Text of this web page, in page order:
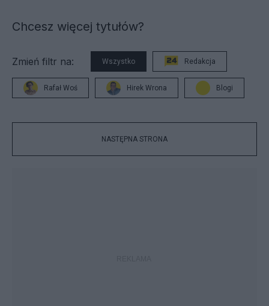
Chcesz więcej tytułów?
Zmień filtr na: Wszystko Redakcja
Rafał Woś Hirek Wrona Blogi
NASTĘPNA STRONA